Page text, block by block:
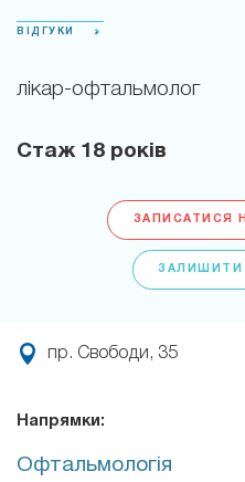
ВІДГУКИ
лікар-офтальмолог
Стаж 18 років
ЗАПИСАТИСЯ
ЗАЛИШИТИ
пр. Свободи, 35
Напрямки:
Офтальмологія